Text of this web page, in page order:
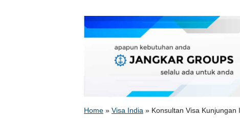
Home » Visa India » Konsultan Visa Kunjungan